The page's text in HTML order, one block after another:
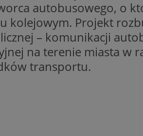
autobusowego, o
kolejowym. Projekt
– komunikacji
na terenie miasta w
transportu.
przechowywania
do usług
użytkownik
lub reklamy.
ludzi i
internetowej,
ważnych raportów
internetowej.
gościa na